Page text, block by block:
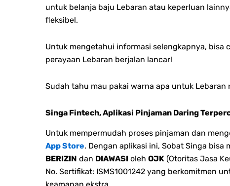
untuk belanja baju Lebaran atau keperluan
fleksibel.
Untuk mengetahui informasi selengkapnya, bisa
perayaan Lebaran berjalan lancar!
Sudah tahu mau pakai warna apa untuk
Singa Fintech, Aplikasi Pinjaman Daring
Untuk mempermudah proses pinjaman dan
App Store. Dengan aplikasi ini, Sobat Singa
BERIZIN dan DIAWASI oleh OJK (Otoritas Jasa
No. Sertifikat: ISMS1001242 yang berkomitmen